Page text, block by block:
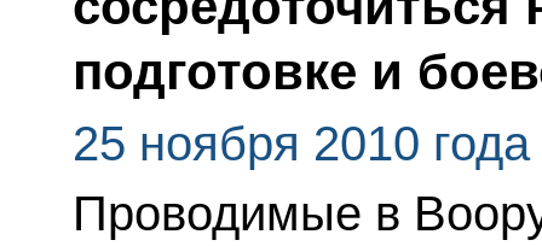
подготовке и
25 ноября 2010 года
Проводимые в